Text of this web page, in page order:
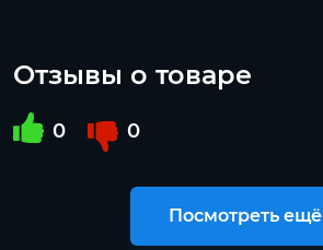
Отзывы о товаре
0 0
Посмотреть ещё